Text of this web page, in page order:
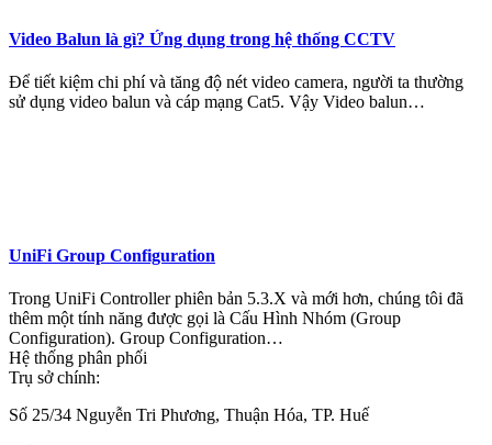
Video Balun là gì? Ứng dụng trong hệ thống CCTV
Để tiết kiệm chi phí và tăng độ nét video camera, người ta thường
sử dụng video balun và cáp mạng Cat5. Vậy Video balun…
UniFi Group Configuration
Trong UniFi Controller phiên bản 5.3.X và mới hơn, chúng tôi đã
thêm một tính năng được gọi là Cấu Hình Nhóm (Group
Configuration). Group Configuration…
Hệ thống phân phối
Trụ sở chính:
Số 25/34 Nguyễn Tri Phương, Thuận Hóa, TP. Huế